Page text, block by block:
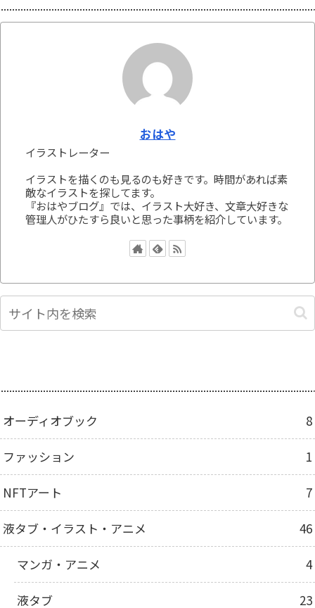
おはや
イラストレーター
イラストを描くのも見るのも好きです。時間があれば素
敵なイラストを探してます。
『おはやブログ』では、イラスト大好き、文章大好きな
管理人がひたすら良いと思った事柄を紹介しています。
オーディオブック 8
ファッション 1
NFTアート 7
液タブ・イラスト・アニメ 46
マンガ・アニメ 4
液タブ 23